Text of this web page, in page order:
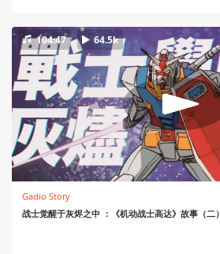
104:47 64.5k
Gadio Story
战士觉醒于灰烬之中 ：《机动战士高达》故事（二）